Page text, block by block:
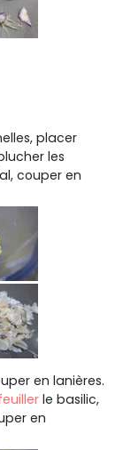
placer
les
couper en
en lanières.
le basilic,
en